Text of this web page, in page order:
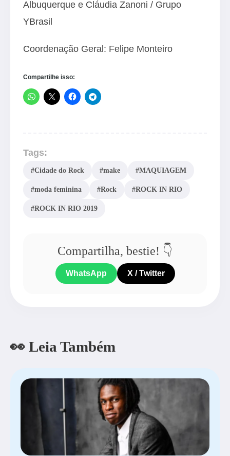
Albuquerque e Cláudia Zanoni / Grupo
YBrasil
Coordenação Geral: Felipe Monteiro
Compartilhe isso:
Tags:
#Cidade do Rock #make #MAQUIAGEM
#moda feminina #Rock #ROCK IN RIO
#ROCK IN RIO 2019
Compartilha, bestie! 👇
WhatsApp X / Twitter
👀 Leia Também